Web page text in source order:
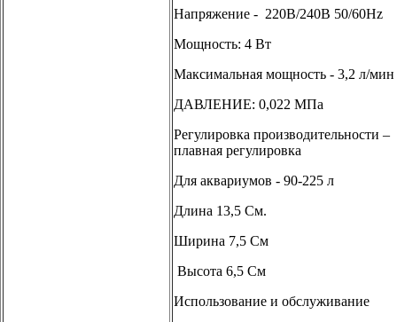
Напряжение - 220В/240В 50/60Hz
Мощность: 4 Вт
Максимальная мощность - 3,2 л/мин
ДАВЛЕНИЕ: 0,022 МПа
Регулировка производительности –
плавная регулировка
Для аквариумов - 90-225 л
Длина 13,5 См.
Ширина 7,5 См
Высота 6,5 См
Использование и обслуживание